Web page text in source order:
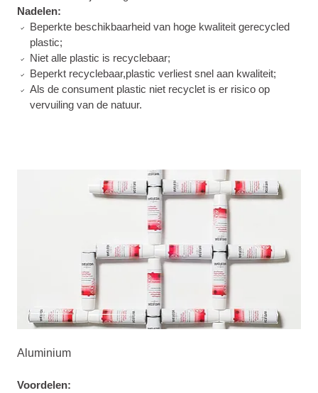
Nadelen:
Beperkte beschikbaarheid van hoge kwaliteit gerecycled
plastic;
Niet alle plastic is recyclebaar;
Beperkt recyclebaar,plastic verliest snel aan kwaliteit;
Als de consument plastic niet recyclet is er risico op
vervuiling van de natuur.
Aluminium
Voordelen: